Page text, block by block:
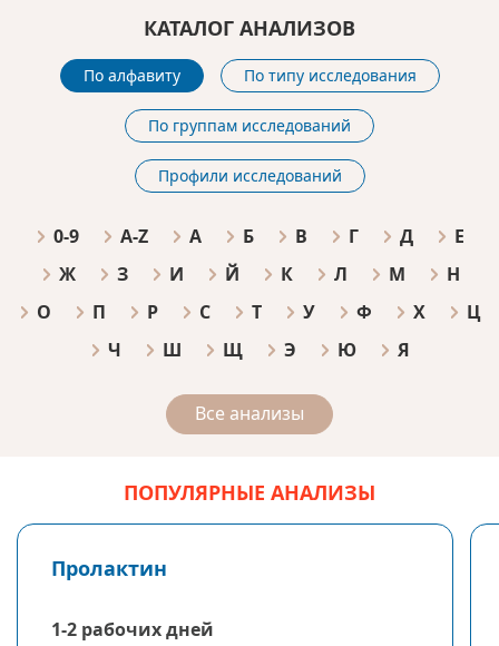
КАТАЛОГ АНАЛИЗОВ
По алфавиту По типу исследования
По группам исследований
Профили исследований
0-9 A-Z А Б В Г Д
Е
Ж
З И Й К Л М
Н
О
П Р С Т У Ф Х
Ц
Ч
Ш Щ Э Ю Я
Все анализы
ПОПУЛЯРНЫЕ АНАЛИЗЫ
Пролактин
1-2 рабочих дней